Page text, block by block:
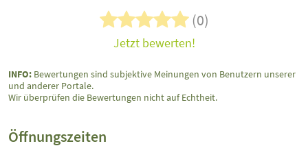
(0)
Jetzt bewerten!
INFO: Bewertungen sind subjektive Meinungen von Benutzern unserer
und anderer Portale.
Wir überprüfen die Bewertungen nicht auf Echtheit.
Öffnungszeiten